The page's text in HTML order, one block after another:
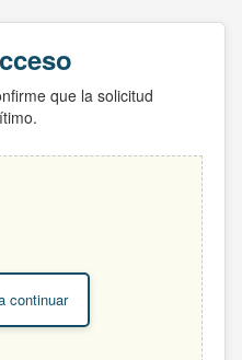
que la solicitud
continuar